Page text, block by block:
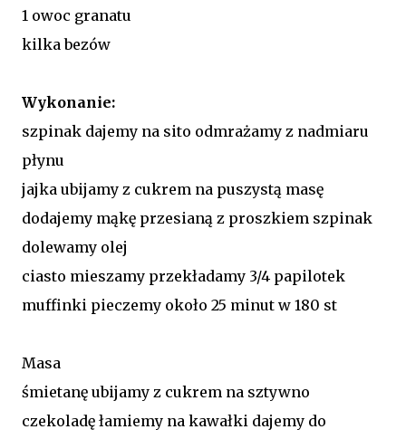
1 owoc granatu
kilka bezów
Wykonanie:
szpinak dajemy na sito odmrażamy z nadmiaru
płynu
jajka ubijamy z cukrem na puszystą masę
dodajemy mąkę przesianą z proszkiem szpinak
dolewamy olej
ciasto mieszamy przekładamy 3/4 papilotek
muffinki pieczemy około 25 minut w 180 st
Masa
śmietanę ubijamy z cukrem na sztywno
czekoladę łamiemy na kawałki dajemy do